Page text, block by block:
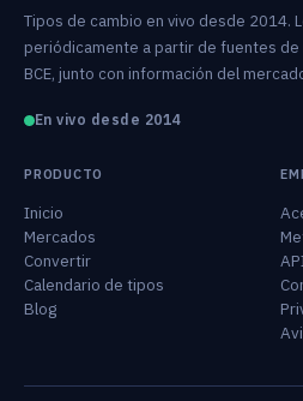
Tipos de cambio en vivo desde 2014.
periódicamente a partir de fuentes
BCE, junto con información del
En vivo desde 2014
PRODUCTO
Inicio
Mercados
Convertir
Calendario de tipos
Blog